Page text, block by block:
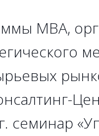
MBA,
семинар